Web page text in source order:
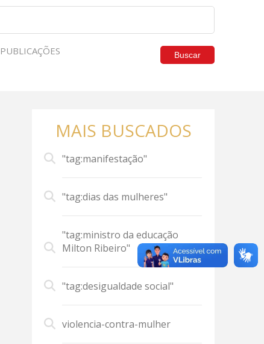
PUBLICAÇÕES Buscar
MAIS BUSCADOS
"tag:manifestação"
"tag:dias das mulheres"
"tag:ministro da educação
Milton Ribeiro"
"tag:desigualdade social"
violencia-contra-mulher